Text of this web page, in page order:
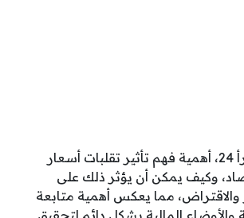
قدمنا لكم عبر أقرأ 24، أهمية فهم تأثير تقلبات أسعار
وكيف يمكن أن يؤثر ذلك على
والاقتراض، مما يعكس أهمية متابعة